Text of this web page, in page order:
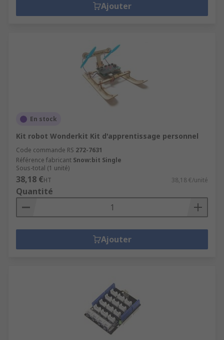
Ajouter
En stock
Kit robot Wonderkit Kit d'apprentissage personnel
Code commande RS 272-7631
Référence fabricant Snow:bit Single
Sous-total (1 unité)
38,18 €HT 38,18 €/unité
Quantité
Ajouter